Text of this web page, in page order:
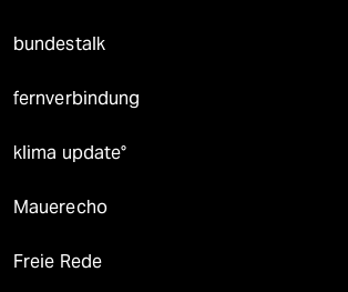
bundestalk
fernverbindung
klima update°
Mauerecho
Freie Rede